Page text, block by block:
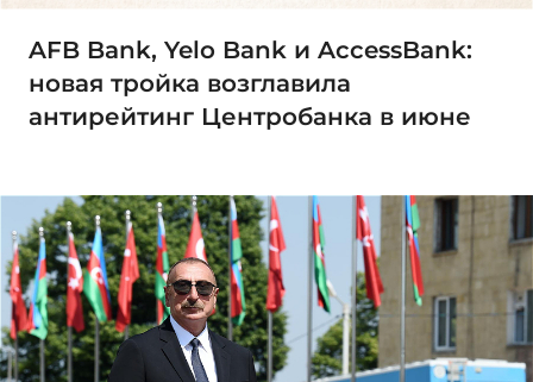
AFB Bank, Yelo Bank и AccessBank:
новая тройка возглавила
антирейтинг Центробанка в июне